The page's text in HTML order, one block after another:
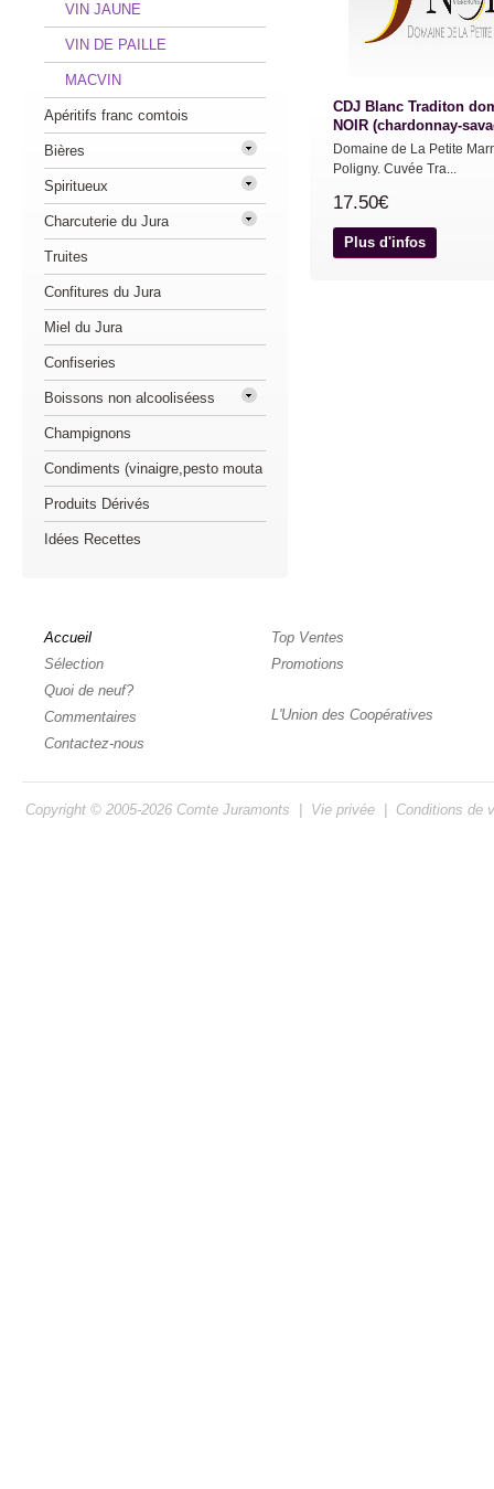
CDJ Blanc Traditon
NOIR (chardonnay-
Domaine de La Petite
Poligny. Cuvée Tra...
17.50€
Plus d'infos
VIN JAUNE
VIN DE PAILLE
MACVIN
Apéritifs franc comtois
Bières
Spiritueux
Charcuterie du Jura
Truites
Confitures du Jura
Miel du Jura
Confiseries
Boissons non alcooliséess
Champignons
Condiments (vinaigre,pesto mouta
Produits Dérivés
Idées Recettes
Accueil
Sélection
Quoi de neuf?
Commentaires
Contactez-nous
Top Ventes
Promotions
L'Union des Coopératives
Copyright © 2005-2026 Comte Juramonts Vie privée Conditions de